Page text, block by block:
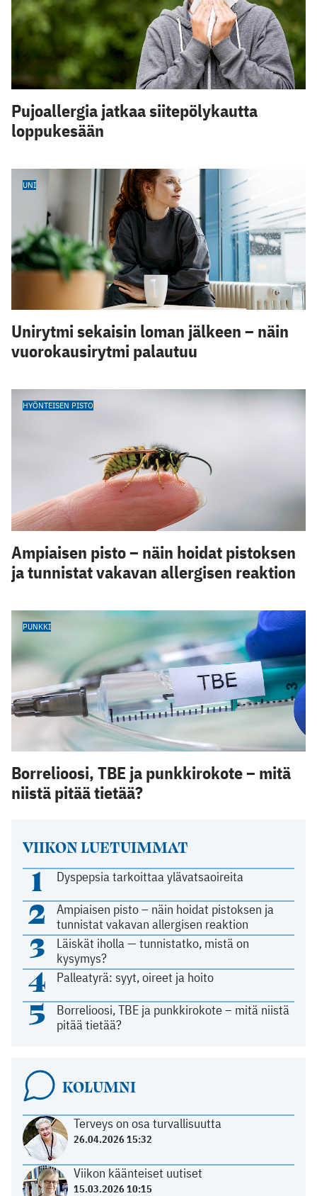
VIIKON LUETUIMMAT
1 Dyspepsia tarkoittaa ylävatsaoireita
2
Ampiaisen pisto – näin hoidat pistoksen ja
tunnistat vakavan allergisen reaktion
3
Läiskät iholla — tunnistatko, mistä on
kysymys?
4 Palleatyrä: syyt, oireet ja hoito
5
Borrelioosi, TBE ja punkkirokote – mitä niistä
pitää tietää?
KOLUMNI
Terveys on osa turvallisuutta
26.04.2026 15:32
Viikon käänteiset uutiset
15.03.2026 10:15
Pujoallergia jatkaa siitepölykautta
loppukesään
UNI
Unirytmi sekaisin loman jälkeen – näin
vuorokausirytmi palautuu
HYÖNTEISEN PISTO
Ampiaisen pisto – näin hoidat pistoksen
ja tunnistat vakavan allergisen reaktion
PUNKKI
Borrelioosi, TBE ja punkkirokote – mitä
niistä pitää tietää?